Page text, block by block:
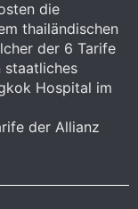
die
thailändischen
der 6 Tarife
staatliches
Hospital im
der Allianz